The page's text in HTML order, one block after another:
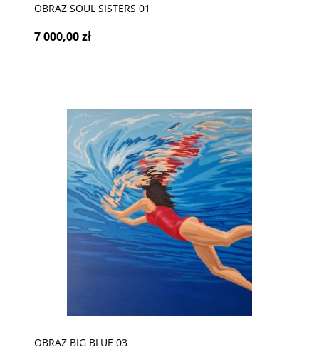
OBRAZ SOUL SISTERS 01
7 000,00 zł
OBRAZ BIG BLUE 03